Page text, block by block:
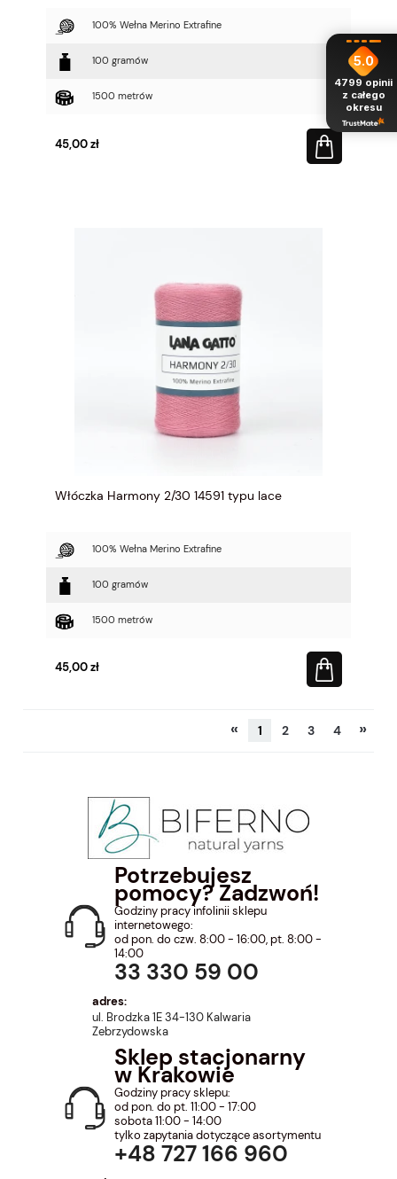
100% Wełna Merino Extrafine
100 gramów
1500 metrów
45,00 zł
Włóczka Harmony 2/30 14591 typu lace
100% Wełna Merino Extrafine
100 gramów
1500 metrów
45,00 zł
« 1 2 3 4 »
Potrzebujesz
pomocy? Zadzwoń!
Godziny pracy infolinii sklepu
internetowego:
od pon. do czw. 8:00 - 16:00, pt. 8:00 -
14:00
33 330 59 00
adres:
ul. Brodzka 1E 34-130 Kalwaria
Zebrzydowska
Sklep stacjonarny
w Krakowie
Godziny pracy sklepu:
od pon. do pt. 11:00 - 17:00
sobota 11:00 - 14:00
tylko zapytania dotyczące asortymentu
+48 727 166 960
5.0
4799 opinii
z całego
okresu